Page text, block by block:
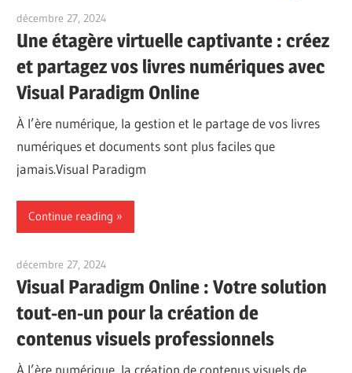
décembre 27, 2024
Une étagère virtuelle captivante : créez
et partagez vos livres numériques avec
Visual Paradigm Online
À l’ère numérique, la gestion et le partage de vos livres
numériques et documents sont plus faciles que
jamais.Visual Paradigm
Continue reading
décembre 27, 2024
Visual Paradigm Online : Votre solution
tout-en-un pour la création de
contenus visuels professionnels